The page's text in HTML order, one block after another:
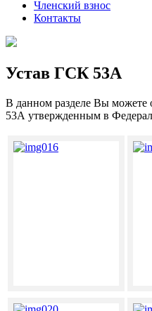
Членский взнос
Контакты
Устав ГСК 53А
В данном разделе Вы можете
53А утвержденным в